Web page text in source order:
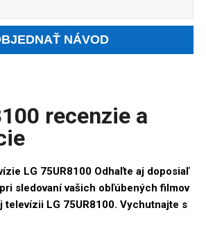
recenzie a
LG 75UR8100 Odhaľte aj doposiaľ
sledovaní vašich obľúbených filmov
televízii LG 75UR8100. Vychutnajte s